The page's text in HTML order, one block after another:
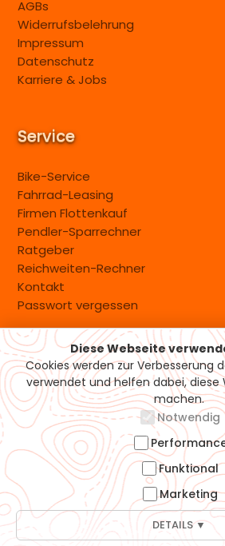
AGBs
Widerrufsbelehrung
Impressum
Datenschutz
Karriere & Jobs
Service
Bike-Service
Fahrrad-Leasing
Firmen Flottenkauf
Pendler-Sparrechner
Ratgeber
Reichweiten-Rechner
Kontakt
Passwort vergessen
Versand & Zahlung
Diese Webseite
Cookies werden zur Verbesserung
verwendet und helfen dabei, diese
machen.
Notwendig
Funktional
Marketing
DETAILS ▼